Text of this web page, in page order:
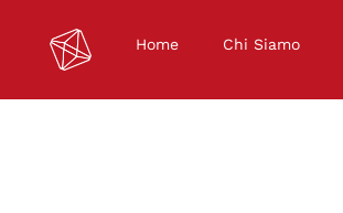
Home Chi Siamo